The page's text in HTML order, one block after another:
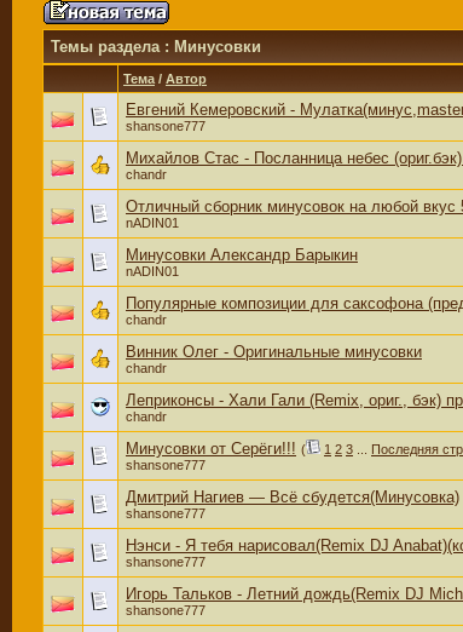
Темы раздела: Минусовки
Тема / Автор
Евгений Кемеровский -
shansone777
Михайлов Стас - Посланница небес
chandr
Отличный сборник минусовок на любой вкус
nADIN01
Минусовки Александр Барыкин
nADIN01
Популярные композиции для саксофона
chandr
Винник Олег - Оригинальные минусовки
chandr
Леприконсы - Хали Гали (Remix, ориг., бэк)
chandr
Минусовки от Серёги!!! ( 1 2 3 Последняя
shansone777
Дмитрий Нагиев — Всё сбудется(Минусовка)
shansone777
Нэнси - Я тебя нарисовал(Remix DJ
shansone777
Игорь Тальков - Летний дождь(Remix DJ
shansone777